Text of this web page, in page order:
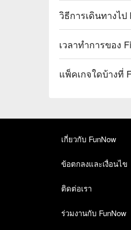
วิธีการเดินทางไป
เวลาทำการของ
แพ็คเกจใดบ้างที่
เกี่ยวกับ FunNow
ข้อตกลงและเงื่อนไข
ติดต่อเรา
ร่วมงานกับ FunNow